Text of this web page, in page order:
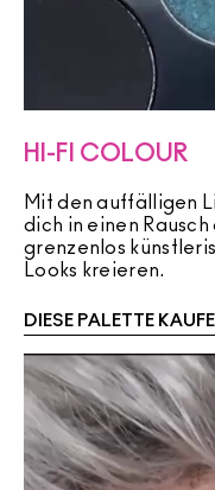
HI-FI COLOUR
Mit den auffälligen
dich in einen
grenzenlos
Looks kreieren.
DIESE PALETTE